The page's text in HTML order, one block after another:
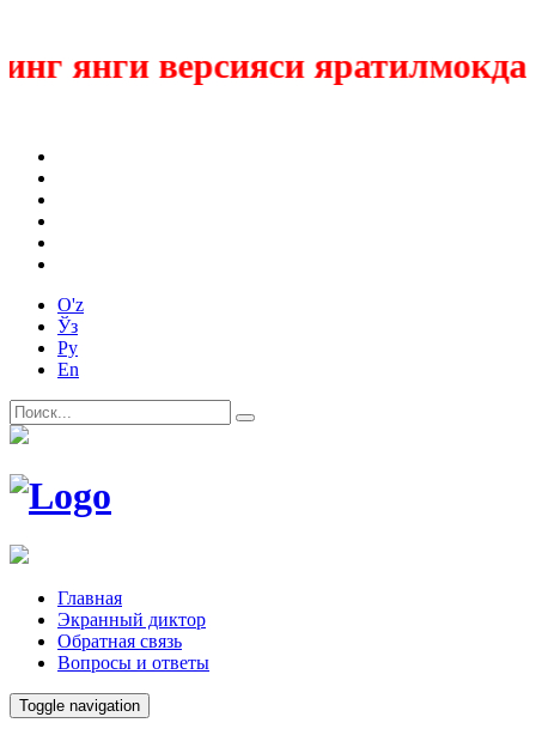
янги версияси яратилмокда
O'z
Ўз
Ру
En
Главная
Экранный диктор
Обратная связь
Вопросы и ответы
Toggle navigation